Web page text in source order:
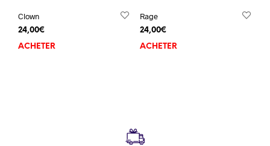
Clown
24,00€
ACHETER
Rage
24,00€
ACHETER